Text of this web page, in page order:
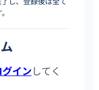
インしてく